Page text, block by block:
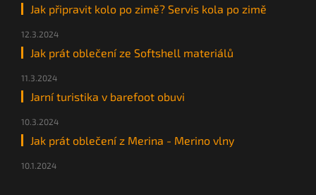
Jak připravit kolo po zimě? Servis kola po zimě
12.3.2024
Jak prát oblečení ze Softshell materiálů
11.3.2024
Jarní turistika v barefoot obuvi
10.3.2024
Jak prát oblečení z Merina - Merino vlny
10.1.2024